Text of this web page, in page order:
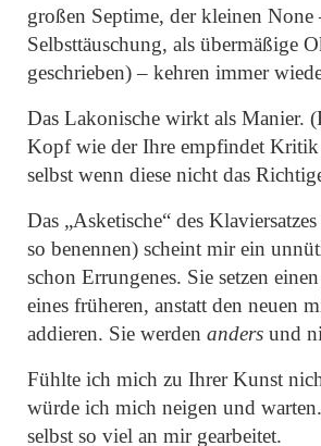
großen Septime, der kleinen None
Selbsttäuschung, als übermäßige
geschrieben) – kehren immer
Das Lakonische wirkt als Manier.
Kopf wie der Ihre empfindet
selbst wenn diese nicht das
Das „Asketische“ des
so benennen) scheint mir ein
schon Errungenes. Sie setzen
eines früheren, anstatt den neuen
addieren. Sie werden anders und
Fühlte ich mich zu Ihrer Kunst
würde ich mich neigen und
selbst so viel an mir gearbeitet.